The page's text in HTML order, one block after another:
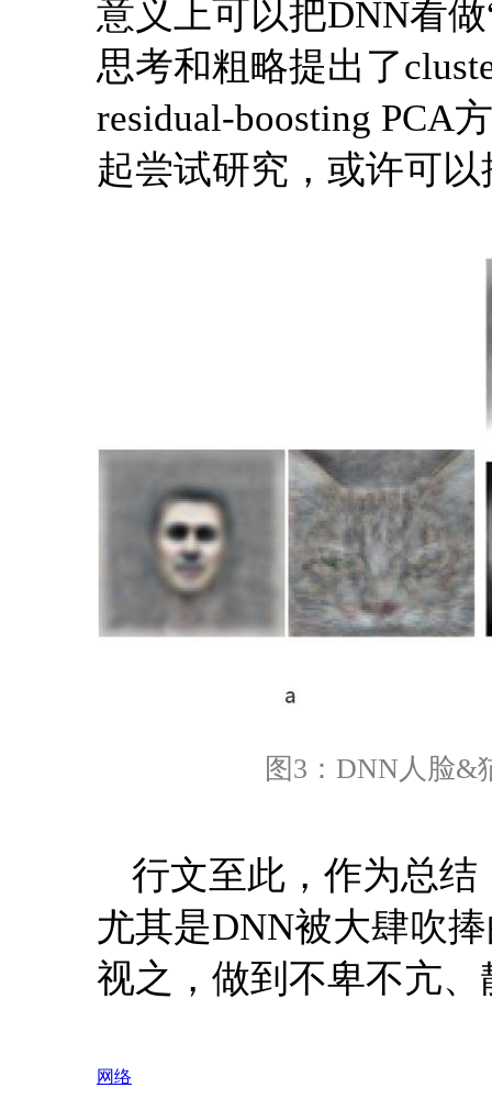
意义上可以把DNN看
思考和粗略提出了
residual-boosting PCA
起尝试研究，或许可
图3：DNN人脸&
行文至此，作为总
尤其是DNN被大肆吹
视之，做到不卑不亢
网络